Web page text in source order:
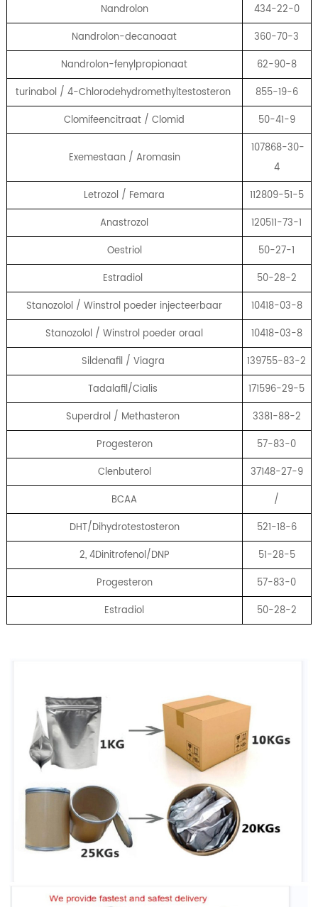
Nandrolon
434-22-0
Nandrolon-decanoaat
360-70-3
Nandrolon-fenylpropionaat
62-90-8
turinabol / 4-Chlorodehydromethyltestosteron
855-19-6
Clomifeencitraat / Clomid
50-41-9
Exemestaan ​​/ Aromasin
107868-30-
4
Letrozol / Femara
112809-51-5
Anastrozol
120511-73-1
Oestriol
50-27-1
Estradiol
50-28-2
Stanozolol / Winstrol poeder injecteerbaar
10418-03-8
Stanozolol / Winstrol poeder oraal
10418-03-8
Sildenafil / Viagra
139755-83-2
Tadalafil/Cialis
171596-29-5
Superdrol / Methasteron
3381-88-2
Progesteron
57-83-0
Clenbuterol
37148-27-9
BCAA
/
DHT/Dihydrotestosteron
521-18-6
2, 4Dinitrofenol/DNP
51-28-5
Progesteron
57-83-0
Estradiol
50-28-2